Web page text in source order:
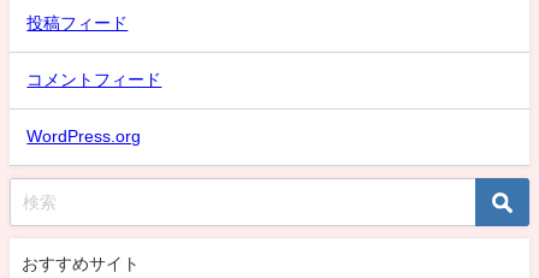
投稿フィード
コメントフィード
WordPress.org
おすすめサイト